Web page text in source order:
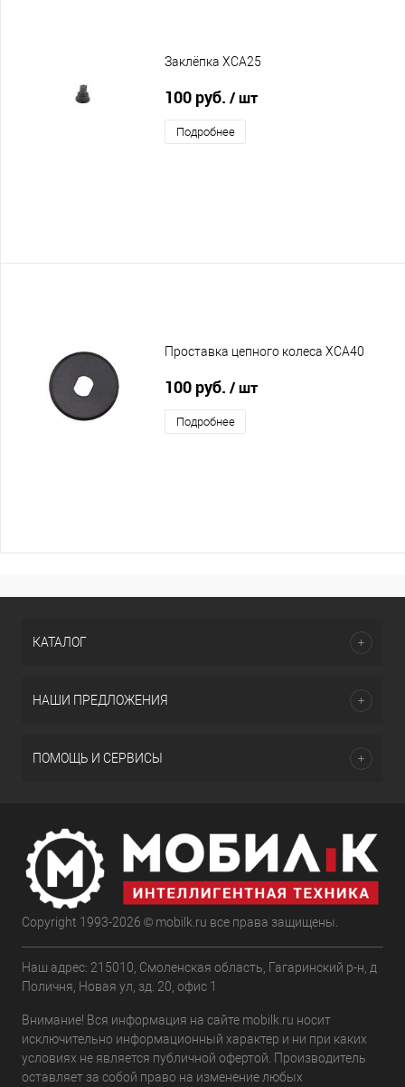
Заклёпка XCA25
100 руб. / шт
Подробнее
Проставка цепного колеса XCA40
100 руб. / шт
Подробнее
КАТАЛОГ
НАШИ ПРЕДЛОЖЕНИЯ
ПОМОЩЬ И СЕРВИСЫ
Copyright 1993-2026 © mobilk.ru все права защищены.
Наш адрес: 215010, Смоленская область, Гагаринский р-н, д
Поличня, Новая ул, зд. 20, офис 1
Внимание! Вся информация на сайте mobilk.ru носит
исключительно информационный характер и ни при каких
условиях не является публичной офертой. Производитель
оставляет за собой право на изменение любых